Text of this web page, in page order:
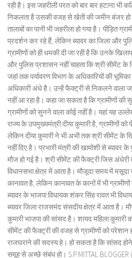
रही है। इस जहरीली परत को बार बार हटाना भी
निकलता है उसकी वजह से खेती की जमीन बंजर
तालाबों का पानी भी जहरीला हो गया है। पीड़ित
प्रदर्शन कर रहे हैं, लेकिन ब्यावर का जिला और
ग्रामीणों को ही धमकी दी जा रही है कि उनके
और पुलिस प्रशासन नहीं चाहता कि श्री सीमेंट के
जहां तक पर्यावरण विभाग के अधिकारियों की
अधिकारी अंधे है। उन्हें फैक्ट्री से निकलने वाला
नहीं आ रहा है। कहा जा सकता है कि ग्रामीणों की
ग्रामीणों को सुनने वाला कोई नहीं है। यहां यह
राज्य के उपमुख्यमंत्री दीया कुमारी है, ग्रामीणों
लेकिन दीया कुमारी ने भी अभी तक श्री सीमेंट के
नहीं दिए है। प्रभारी मंत्री की खामोशी से
मौज हो गई है। श्री सीमेंट की फैक्ट्री जिस अंधेरी
विधानसभा क्षेत्र में आता है। मौजूदा समय में मसूदा
कानावत है, लेकिन कानावत के कानों में भी
ब्यावर के भाजपा विधायक शंकर सिंह रावत भी
ब्यावर जिला राजसमंद संसदीय क्षेत्र में आता है।
कुमारी भाजपा की सांसद है। शायद महिला कुमारी
सीमेंट की फैक्ट्री की वजह से ग्रामीणों को परेशान हो
राजघराने की सदस्य हे। हो सकता है कि सांसद होने
समूह से अच्छे संबंध हो। S.P.MITTAL BLOGGER